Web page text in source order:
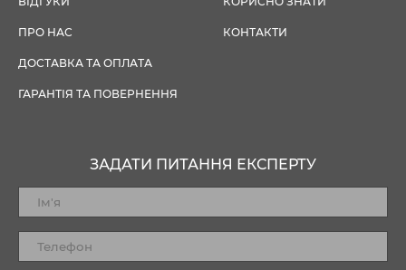
ПРО НАС
ДОСТАВКА ТА ОПЛАТА
ГАРАНТІЯ ТА ПОВЕРНЕННЯ
КОНТАКТИ
ЗАДАТИ ПИТАННЯ ЕКСПЕРТУ